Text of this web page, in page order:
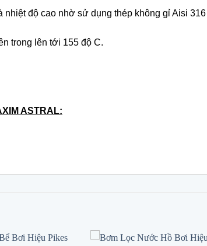
độ cao nhờ sử dụng thép không gỉ Aisi
trong lên tới 155 độ C.
ASTRAL: